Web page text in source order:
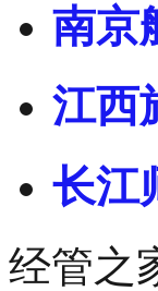
南京
江西
长江
经管之